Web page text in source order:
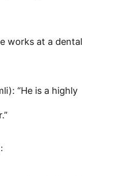
works at a dental
“He is a highly